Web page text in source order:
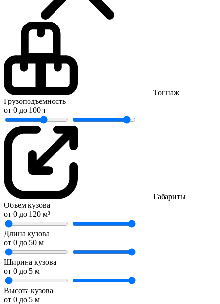
Тоннаж
Грузоподъемность
от 0 до 100 т
Габариты
Объем кузова
от 0 до 120 м³
Длина кузова
от 0 до 50 м
Ширина кузова
от 0 до 5 м
Высота кузова
от 0 до 5 м